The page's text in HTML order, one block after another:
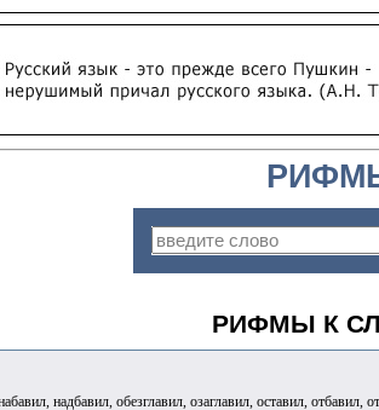
РИФМЫ К
надбавил, обезглавил, озаглавил, оставил,